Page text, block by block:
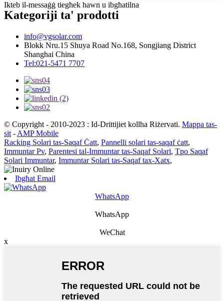
Ikteb il-messaġġ tiegħek hawn u ibgħatilna
Kategoriji ta' prodotti
info@vgsolar.com
Blokk Nru.15 Shuya Road No.168, Songjiang District
Shanghai China
Tel:021-5471 7707
© Copyright - 2010-2023 : Id-Drittijiet kollha Riżervati. Mappa tas-
sit - AMP Mobile
Racking Solari tas-Saqaf Ċatt, Pannelli solari tas-saqaf ċatt,
Immuntar Pv, Parentesi tal-Immuntar tas-Saqaf Solari, Tpo Saqaf
Solari Immuntar, Immuntar Solari tas-Saqaf tax-Xatx,
Ibgħat Email
WhatsApp
WhatsApp
WeChat
x